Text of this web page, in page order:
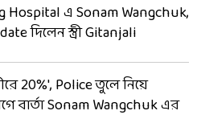
Hospital এ Sonam Wangchuk,
দিলেন স্ত্রী Gitanjali
20%', Police তুলে নিয়ে
বার্তা Sonam Wangchuk এর